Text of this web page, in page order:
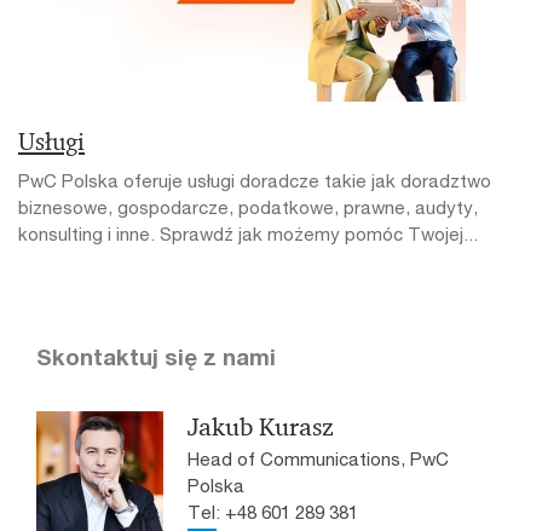
Usługi
PwC Polska oferuje usługi doradcze takie jak doradztwo
biznesowe, gospodarcze, podatkowe, prawne, audyty,
konsulting i inne. Sprawdź jak możemy pomóc Twojej...
Skontaktuj się z nami
Jakub Kurasz
Head of Communications, PwC
Polska
Tel: +48 601 289 381